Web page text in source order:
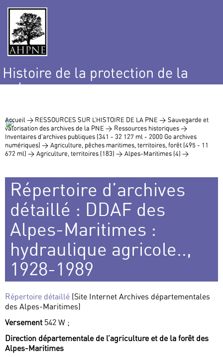
Histoire de la protection de la
nature
Accueil > RESSOURCES SUR L’HISTOIRE DE LA PNE > Sauvegarde et
valorisation des archives de la PNE > Ressources historiques >
Inventaires d’archives publiques (341 - 32 127 ml - 2000 Go archives
numériques) > Agriculture, pêches maritimes, territoires, forêt (495 - 11
672 ml) > Agriculture, territoires (183) > Alpes-Maritimes (4) >
Répertoire d’archives
détaillé : DDAF des
Alpes-Maritimes :
hydraulique agricole..,
1928-1989
Répertoire détaillé (Site Internet Archives départementales
des Alpes-Maritimes)
Versement 542 W ;
Direction départementale de l’agriculture et de la forêt des
Alpes-Maritimes